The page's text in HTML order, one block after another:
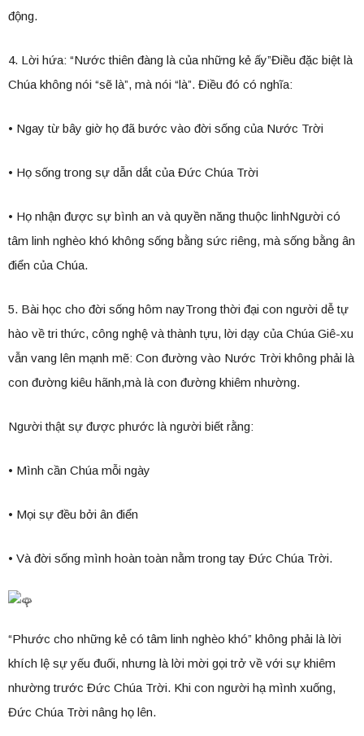
động.
4. Lời hứa: “Nước thiên đàng là của những kẻ ấy”Điều đặc biệt là
Chúa không nói “sẽ là”, mà nói “là”. Điều đó có nghĩa:
• Ngay từ bây giờ họ đã bước vào đời sống của Nước Trời
• Họ sống trong sự dẫn dắt của Đức Chúa Trời
• Họ nhận được sự bình an và quyền năng thuộc linhNgười có
tâm linh nghèo khó không sống bằng sức riêng, mà sống bằng ân
điển của Chúa.
5. Bài học cho đời sống hôm nayTrong thời đại con người dễ tự
hào về tri thức, công nghệ và thành tựu, lời dạy của Chúa Giê-xu
vẫn vang lên mạnh mẽ: Con đường vào Nước Trời không phải là
con đường kiêu hãnh,mà là con đường khiêm nhường.
Người thật sự được phước là người biết rằng:
• Mình cần Chúa mỗi ngày
• Mọi sự đều bởi ân điển
• Và đời sống mình hoàn toàn nằm trong tay Đức Chúa Trời.
“Phước cho những kẻ có tâm linh nghèo khó” không phải là lời
khích lệ sự yếu đuối, nhưng là lời mời gọi trở về với sự khiêm
nhường trước Đức Chúa Trời. Khi con người hạ mình xuống,
Đức Chúa Trời nâng họ lên.